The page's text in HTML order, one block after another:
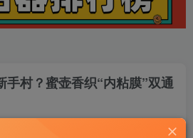
手村？蜜壶香织“内粘膜”双通
私信